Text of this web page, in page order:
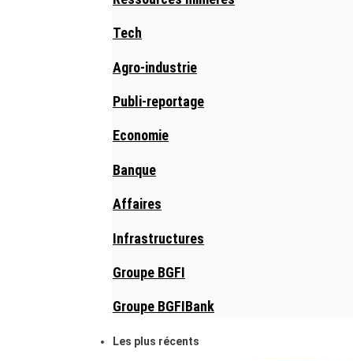
Tech
Agro-industrie
Publi-reportage
Economie
Banque
Affaires
Infrastructures
Groupe BGFI
Groupe BGFIBank
Les plus récents